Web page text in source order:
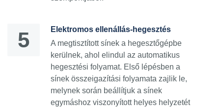
Elektromos ellenállás-hegesztés
A megtisztított sínek a hegesztőgépbe
kerülnek, ahol elindul az automatikus
hegesztési folyamat. Első lépésben a
sínek összeigazítási folyamata zajlik le,
melynek során beállítjuk a sínek
egymáshoz viszonyított helyes helyzetét